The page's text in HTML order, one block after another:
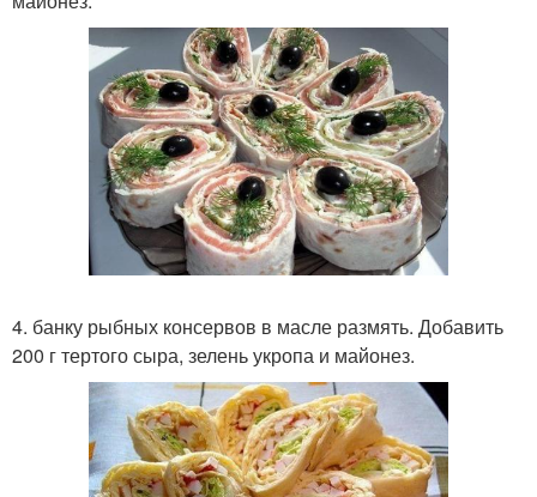
4. банку рыбных консервов в масле размять. Добавить
200 г тертого сыра, зелень укропа и майонез.